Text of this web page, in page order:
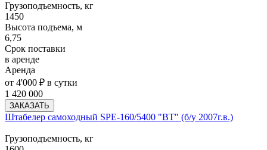
Грузоподъемность, кг
1450
Высота подъема, м
6,75
Срок поставки
в аренде
Аренда
от 4'000 ₽ в сутки
1 420 000
ЗАКАЗАТЬ
Штабелер самоходный SPE-160/5400 "BT" (б/у 2007г.в.)
Грузоподъемность, кг